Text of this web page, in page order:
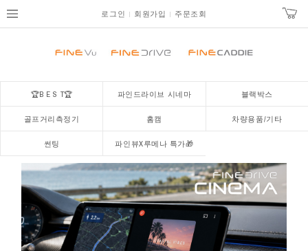
로그인 회원가입 주문조회
🏆B E S T🏆 파인드라이브 시네마 블랙박스
골프거리측정기 홈캠 차량용품/기타
썬팅 파인뷰X루메나 특가🎁